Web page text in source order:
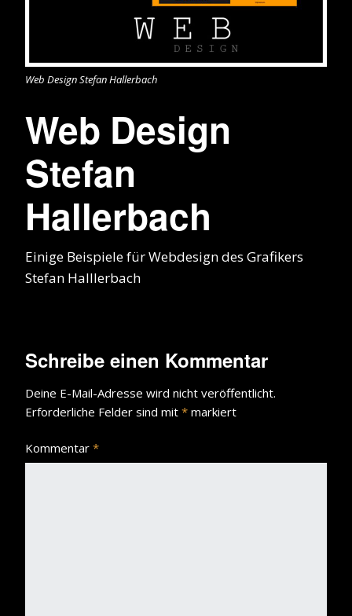
Web Design Stefan Hallerbach
Web Design
Stefan
Hallerbach
Einige Beispiele für Webdesign des Grafikers
Stefan Halllerbach
Schreibe einen Kommentar
Deine E-Mail-Adresse wird nicht veröffentlicht.
Erforderliche Felder sind mit * markiert
Kommentar *